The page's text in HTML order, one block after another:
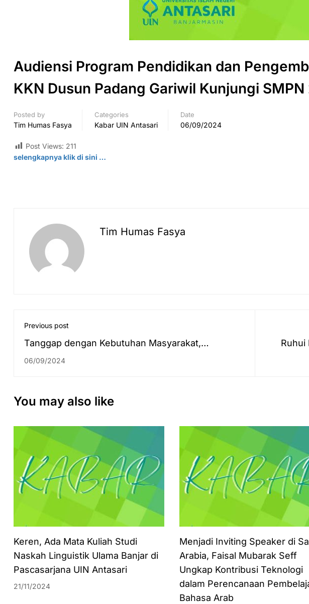
Audiensi Program Pendidikan dan
KKN Dusun Padang Gariwil Kunjungi SMPN
Posted by
Tim Humas Fasya
Categories
Kabar UIN Antasari
Date
06/09/2024
Post Views: 211
selengkapnya klik di sini …
Tim Humas Fasya
Previous post
Tanggap dengan Kebutuhan Masyarakat,
Mahasiswa KKN Bantu Penyaluran BLT
06/09/2024
Ruhui
You may also like
Keren, Ada Mata Kuliah Studi
Naskah Linguistik Ulama Banjar di
Pascasarjana UIN Antasari
21/11/2024
Menjadi Inviting Speaker di
Arabia, Faisal Mubarak Seff
Ungkap Kontribusi Teknologi
dalam Perencanaan
Bahasa Arab